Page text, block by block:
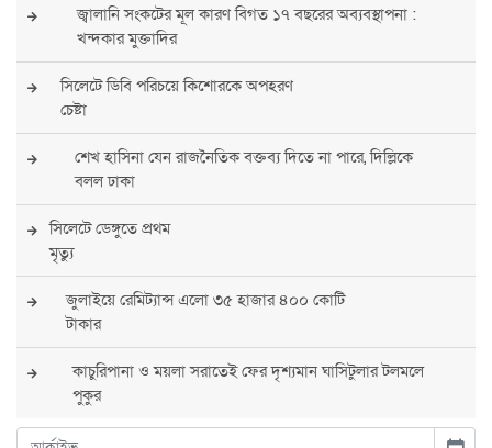
জ্বালানি সংকটের মূল কারণ বিগত ১৭ বছরের অব্যবস্থাপনা :
খন্দকার মুক্তাদির
সিলেটে ডিবি পরিচয়ে কিশোরকে অপহরণ
চেষ্টা
শেখ হাসিনা যেন রাজনৈতিক বক্তব্য দিতে না পারে, দিল্লিকে
বলল ঢাকা
সিলেটে ডেঙ্গুতে প্রথম
মৃত্যু
জুলাইয়ে রেমিট্যান্স এলো ৩৫ হাজার ৪০০ কোটি
টাকার
কাচুরিপানা ও ময়লা সরাতেই ফের দৃশ্যমান ঘাসিটুলার টলমলে
পুকুর
সারা দেশে সর্বোচ্চ সতর্কতা জারি